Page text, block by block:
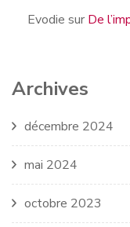
Evodie sur De
Archives
décembre 2024
mai 2024
octobre 2023